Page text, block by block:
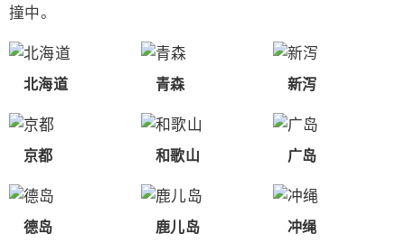
撞中。
北海道 青森 新泻
京都 和歌山 广岛
德岛 鹿儿岛 冲绳